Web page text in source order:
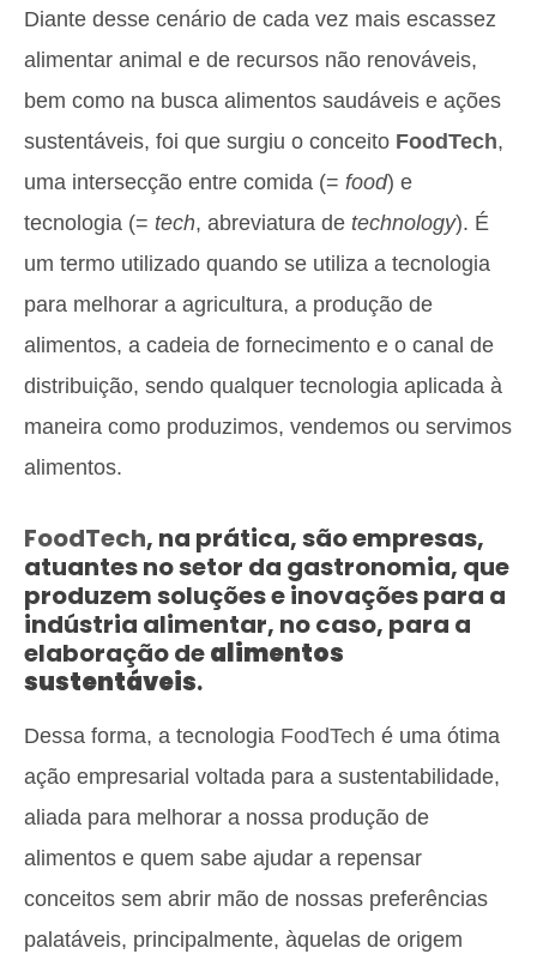
Diante desse cenário de cada vez mais escassez
alimentar animal e de recursos não renováveis,
bem como na busca alimentos saudáveis e ações
sustentáveis, foi que surgiu o conceito FoodTech,
uma intersecção entre comida (= food) e
tecnologia (= tech, abreviatura de technology). É
um termo utilizado quando se utiliza a tecnologia
para melhorar a agricultura, a produção de
alimentos, a cadeia de fornecimento e o canal de
distribuição, sendo qualquer tecnologia aplicada à
maneira como produzimos, vendemos ou servimos
alimentos.
FoodTech, na prática, são empresas,
atuantes no setor da gastronomia, que
produzem soluções e inovações para a
indústria alimentar, no caso, para a
elaboração dealimentos
sustentáveis.
Dessa forma, a tecnologia FoodTech é uma ótima
ação empresarial voltada para a sustentabilidade,
aliada para melhorar a nossa produção de
alimentos e quem sabe ajudar a repensar
conceitos sem abrir mão de nossas preferências
palatáveis, principalmente, àquelas de origem